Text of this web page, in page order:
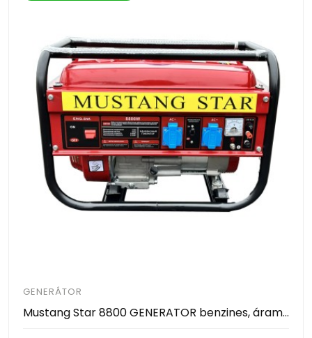
GENERÁTOR
Mustang Star 8800 GENERATOR benzines, áramfejlesztő aggregátor